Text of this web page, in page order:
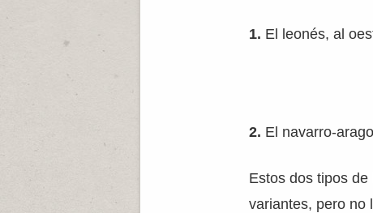
1. El leonés, al
2. El navarro-
Estos dos tipos
variantes, pero no